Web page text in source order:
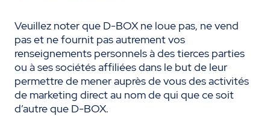
Veuillez noter que D-BOX ne loue pas, ne vend
pas et ne fournit pas autrement vos
renseignements personnels à des tierces parties
ou à ses sociétés affiliées dans le but de leur
permettre de mener auprès de vous des activités
de marketing direct au nom de qui que ce soit
d’autre que D-BOX.